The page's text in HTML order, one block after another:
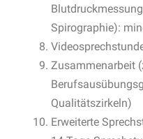
Spirographie):
Zusammenarbeit
Qualitätszirkeln)
Erweiterte